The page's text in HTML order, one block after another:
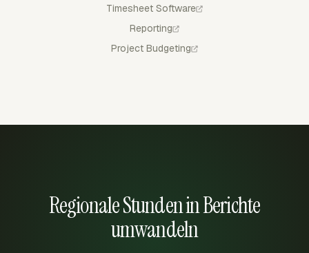
Timesheet Software
Reporting
Project Budgeting
Regionale Stunden in Berichte
umwandeln